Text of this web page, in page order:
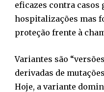
eficazes contra casos
hospitalizações mas
proteção frente à
Variantes são
derivadas de
Hoje, a variante